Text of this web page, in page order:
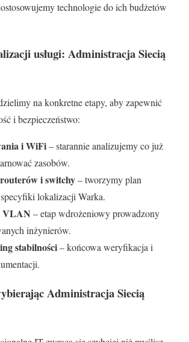
technologie do ich budżetów
usługi: Administracja Siecią
na konkretne etapy, aby zapewnić
i bezpieczeństwo:
i WiFi– starannie analizujemy co już
zasobów.
i switchy– tworzymy plan
lokalizacji Warka.
VLAN – etap wdrożeniowy prowadzony
inżynierów.
stabilności– końcowa weryfikacja i
Administracja Siecią